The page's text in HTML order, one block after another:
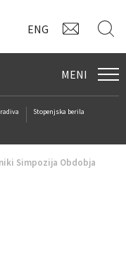
ENG
MENI
Stopenjska berila
Simpozija Obdobja